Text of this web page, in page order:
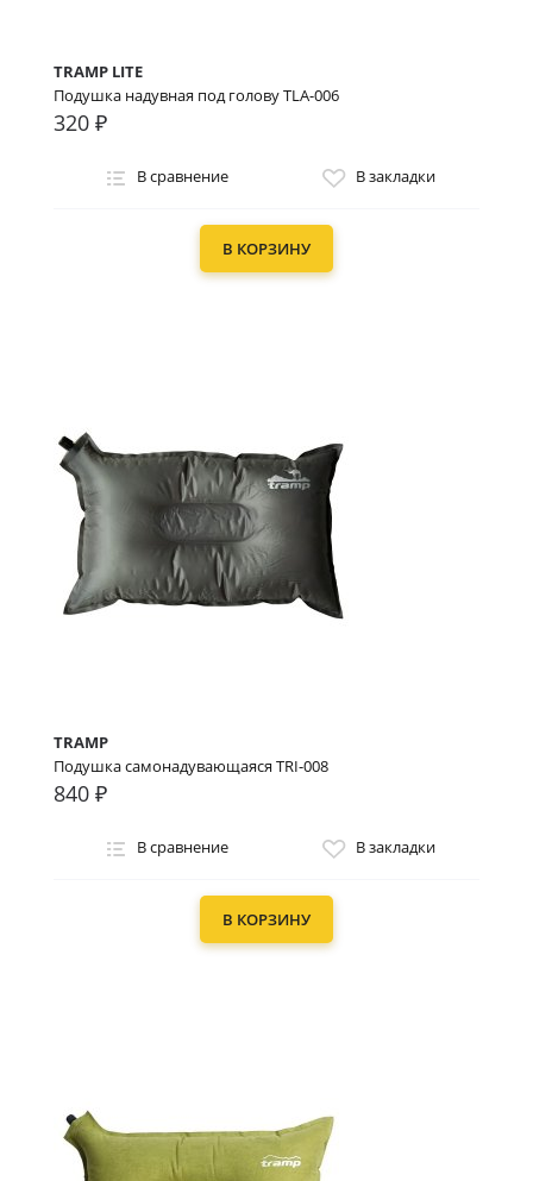
TRAMP LITE
Подушка надувная под голову TLA-006
320 ₽
В сравнение В закладки
В КОРЗИНУ
TRAMP
Подушка самонадувающаяся TRI-008
840 ₽
В сравнение В закладки
В КОРЗИНУ